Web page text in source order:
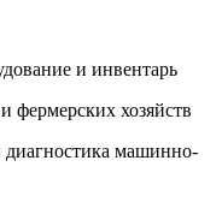
и инвентарь
фермерских хозяйств
диагностика машинно-